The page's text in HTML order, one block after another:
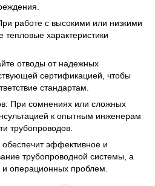
работе с высокими или низкими
тепловые характеристики
отводы от надежных
сертификацией, чтобы
стандартам.
При сомнениях или сложных
к опытным инженерам
трубопроводов.
эффективное и
трубопроводной системы, а
и операционных проблем.